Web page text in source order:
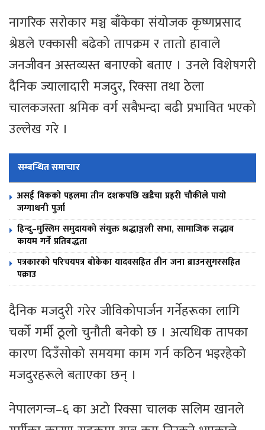
नागरिक सरोकार मञ्च बाँकेका संयोजक कृष्णप्रसाद
श्रेष्ठले एक्कासी बढेको तापक्रम र तातो हावाले
जनजीवन अस्तव्यस्त बनाएको बताए । उनले विशेषगरी
दैनिक ज्यालादारी मजदुर, रिक्सा तथा ठेला
चालकजस्ता श्रमिक वर्ग सबैभन्दा बढी प्रभावित भएको
उल्लेख गरे ।
सम्बन्धित समाचार
असई विकको पहलमा तीन दशकपछि खडैचा प्रहरी चौकीले पायो
जग्गाधनी पुर्जा
हिन्दु–मुस्लिम समुदायको संयुक्त श्रद्धाञ्जली सभा, सामाजिक सद्भाव
कायम गर्ने प्रतिबद्धता
पत्रकारको परिचयपत्र बोकेका यादवसहित तीन जना ब्राउनसुगरसहित
पक्राउ
दैनिक मजदुरी गरेर जीविकोपार्जन गर्नेहरूका लागि
चर्को गर्मी ठूलो चुनौती बनेको छ । अत्यधिक तापका
कारण दिउँसोको समयमा काम गर्न कठिन भइरहेको
मजदुरहरूले बताएका छन् ।
नेपालगन्ज–६ का अटो रिक्सा चालक सलिम खानले